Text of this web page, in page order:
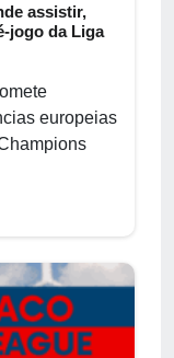
assistir,
jogo da Liga
europeias